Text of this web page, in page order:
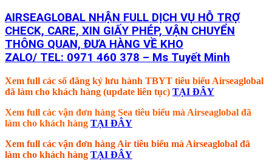
AIRSEAGLOBAL NHẬN FULL DỊCH VỤ HỖ TRỢ
CHECK, CARE, XIN GIẤY PHÉP, VẬN CHUYỂN
THÔNG QUAN, ĐƯA HÀNG VỀ KHO
ZALO/ TEL: 0971 460 378 – Ms Tuyết Minh
Xem full các số đăng ký lưu hành TBYT tiêu biểu Airseaglobal
đã làm cho khách hàng (update liên tục) TẠI ĐÂY
Xem full các vận đơn hàng Sea tiêu biểu mà Airseaglobal đã
làm cho khách hàng TẠI ĐÂY
Xem full các vận đơn hàng Air tiêu biểu mà Airseaglobal đã
làm cho khách hàng TẠI ĐÂY